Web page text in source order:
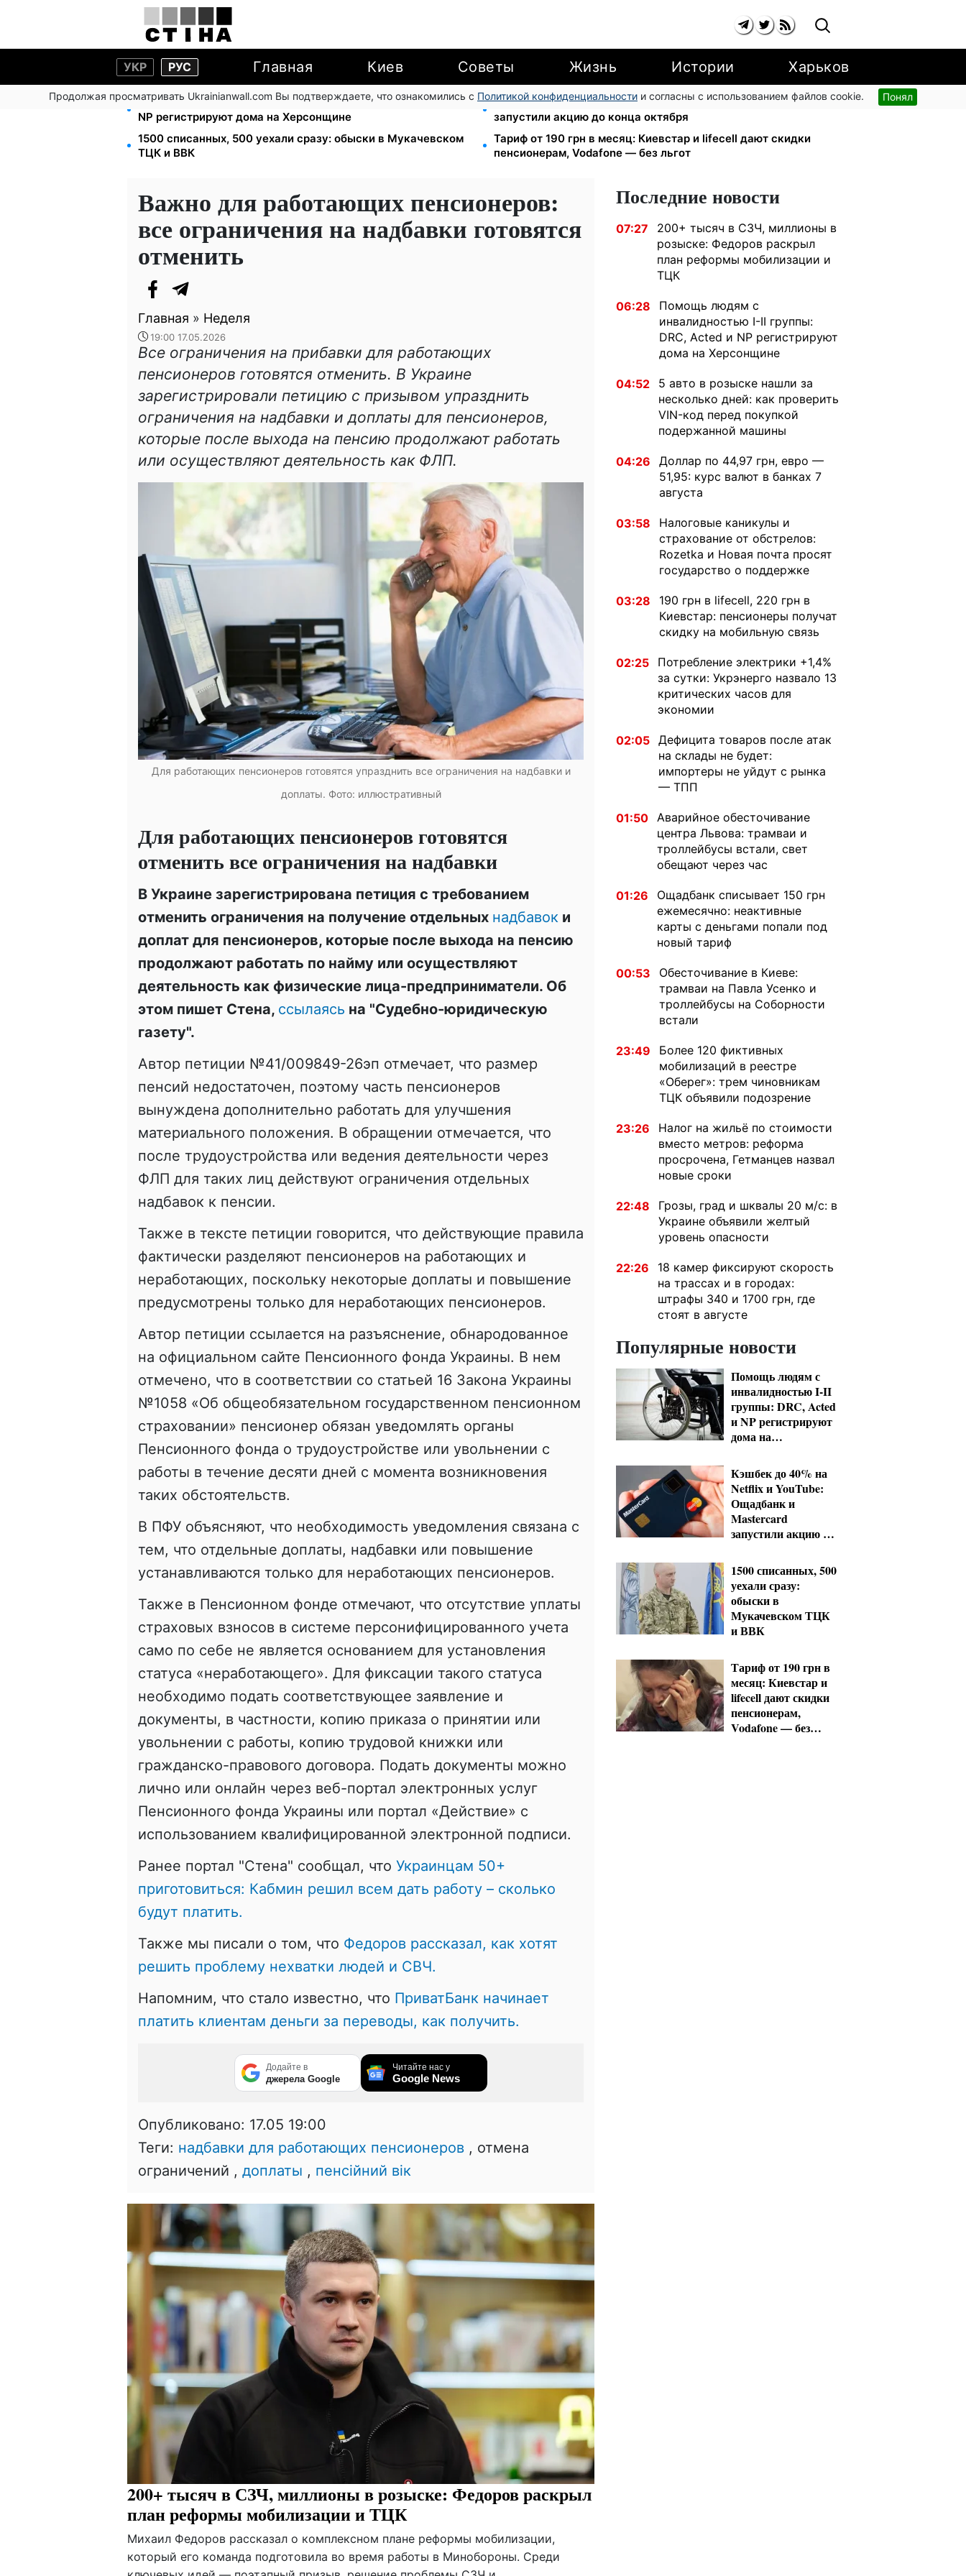
УКР РУС Главная Киев Советы Жизнь Истории Харьков
Продолжая просматривать Ukrainianwall.com Вы подтверждаете, что ознакомились с Политикой конфиденциальности и согласны с использованием файлов cookie. Понял
Помощь людям с инвалидностью I-II группы: DRC, Acted и
NP регистрируют дома на Херсонщине
Кэшбек до 40% на Netflix и YouTube: Ощадбанк и Mastercard
запустили акцию до конца октября
1500 списанных, 500 уехали сразу: обыски в Мукачевском
ТЦК и ВВК
Тариф от 190 грн в месяц: Киевстар и lifecell дают скидки
пенсионерам, Vodafone — без льгот
Важно для работающих пенсионеров:
все ограничения на надбавки готовятся
отменить
Главная » Неделя
19:00 17.05.2026
Все ограничения на прибавки для работающих
пенсионеров готовятся отменить. В Украине
зарегистрировали петицию с призывом упразднить
ограничения на надбавки и доплаты для пенсионеров,
которые после выхода на пенсию продолжают работать
или осуществляют деятельность как ФЛП.
Для работающих пенсионеров готовятся упразднить все ограничения на надбавки и
доплаты. Фото: иллюстративный
Для работающих пенсионеров готовятся
отменить все ограничения на надбавки
В Украине зарегистрирована петиция с требованием
отменить ограничения на получение отдельных надбавок и
доплат для пенсионеров, которые после выхода на пенсию
продолжают работать по найму или осуществляют
деятельность как физические лица-предприниматели. Об
этом пишет Стена, ссылаясь на "Судебно-юридическую
газету".
Автор петиции №41/009849-26эп отмечает, что размер
пенсий недостаточен, поэтому часть пенсионеров
вынуждена дополнительно работать для улучшения
материального положения. В обращении отмечается, что
после трудоустройства или ведения деятельности через
ФЛП для таких лиц действуют ограничения отдельных
надбавок к пенсии.
Также в тексте петиции говорится, что действующие правила
фактически разделяют пенсионеров на работающих и
неработающих, поскольку некоторые доплаты и повышение
предусмотрены только для неработающих пенсионеров.
Автор петиции ссылается на разъяснение, обнародованное
на официальном сайте Пенсионного фонда Украины. В нем
отмечено, что в соответствии со статьей 16 Закона Украины
№1058 «Об общеобязательном государственном пенсионном
страховании» пенсионер обязан уведомлять органы
Пенсионного фонда о трудоустройстве или увольнении с
работы в течение десяти дней с момента возникновения
таких обстоятельств.
В ПФУ объясняют, что необходимость уведомления связана с
тем, что отдельные доплаты, надбавки или повышение
устанавливаются только для неработающих пенсионеров.
Также в Пенсионном фонде отмечают, что отсутствие уплаты
страховых взносов в системе персонифицированного учета
само по себе не является основанием для установления
статуса «неработающего». Для фиксации такого статуса
необходимо подать соответствующее заявление и
документы, в частности, копию приказа о принятии или
увольнении с работы, копию трудовой книжки или
гражданско-правового договора. Подать документы можно
лично или онлайн через веб-портал электронных услуг
Пенсионного фонда Украины или портал «Действие» с
использованием квалифицированной электронной подписи.
Ранее портал "Стена" сообщал, что Украинцам 50+
приготовиться: Кабмин решил всем дать работу – сколько
будут платить.
Также мы писали о том, что Федоров рассказал, как хотят
решить проблему нехватки людей и СВЧ.
Напомним, что стало известно, что ПриватБанк начинает
платить клиентам деньги за переводы, как получить.
Додайте в
джерела Google
Читайте нас у
Google News
Опубликовано: 17.05 19:00
Теги: надбавки для работающих пенсионеров , отмена
ограничений , доплаты , пенсійний вік
200+ тысяч в СЗЧ, миллионы в розыске: Федоров раскрыл
план реформы мобилизации и ТЦК
Михаил Федоров рассказал о комплексном плане реформы мобилизации,
который его команда подготовила во время работы в Минобороны. Среди
Последние новости
07:27
200+ тысяч в СЗЧ, миллионы в
розыске: Федоров раскрыл
план реформы мобилизации и
ТЦК
06:28
Помощь людям с
инвалидностью I-II группы:
DRC, Acted и NP регистрируют
дома на Херсонщине
04:52
5 авто в розыске нашли за
несколько дней: как проверить
VIN-код перед покупкой
подержанной машины
04:26
Доллар по 44,97 грн, евро —
51,95: курс валют в банках 7
августа
03:58
Налоговые каникулы и
страхование от обстрелов:
Rozetka и Новая почта просят
государство о поддержке
03:28
190 грн в lifecell, 220 грн в
Киевстар: пенсионеры получат
скидку на мобильную связь
02:25
Потребление электрики +1,4%
за сутки: Укрэнерго назвало 13
критических часов для
экономии
02:05 Дефицита товаров после атак
на склады не будет:
импортеры не уйдут с рынка
— ТПП
01:50 Аварийное обесточивание
центра Львова: трамваи и
троллейбусы встали, свет
обещают через час
01:26
Ощадбанк списывает 150 грн
ежемесячно: неактивные
карты с деньгами попали под
новый тариф
00:53
Обесточивание в Киеве:
трамваи на Павла Усенко и
троллейбусы на Соборности
встали
23:49
Более 120 фиктивных
мобилизаций в реестре
«Оберег»: трем чиновникам
ТЦК объявили подозрение
23:26
Налог на жильё по стоимости
вместо метров: реформа
просрочена, Гетманцев назвал
новые сроки
22:48
Грозы, град и шквалы 20 м/с: в
Украине объявили желтый
уровень опасности
22:26
18 камер фиксируют скорость
на трассах и в городах:
штрафы 340 и 1700 грн, где
стоят в августе
Популярные новости
Помощь людям с
инвалидностью I-II
группы: DRC, Acted
и NP регистрируют
дома на
Кэшбек до 40% на
Netflix и YouTube:
Ощадбанк и
Mastercard
запустили акцию до
1500 списанных, 500
уехали сразу:
обыски в
Мукачевском ТЦК
и ВВК
Тариф от 190 грн в
месяц: Киевстар и
lifecell дают скидки
пенсионерам,
Vodafone — без